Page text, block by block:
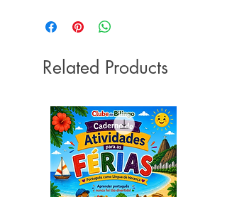
outubro 2005)
Idioma ‏ : ‎ Português
ISBN ‏ : ‎ 978-8536305950
Dimensões ‏ : ‎ 24.6 x 17.2 x 1.8 cm
Related Products